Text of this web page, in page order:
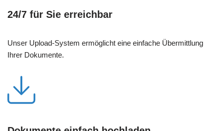
24/7 für Sie erreichbar
Unser Upload-System ermöglicht eine einfache Übermittlung
Ihrer Dokumente.